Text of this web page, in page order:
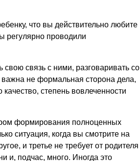
что вы действительно любите
регулярно проводили
связь с ними, разговаривать со
не формальная сторона дела,
степень вовлеченности
формирования полноценных
ситуация, когда вы смотрите на
и третье не требует от родителя
и, подчас, много. Иногда это